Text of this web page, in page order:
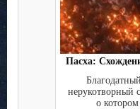
Пасха:
нерукотворный
о котором